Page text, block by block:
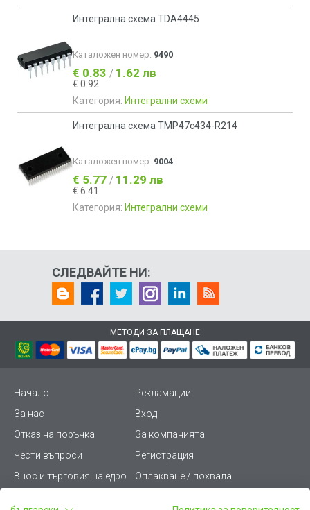
Интегрална схема TDA4445
Каталожен номер: 9490
€ 0.83 / 1.62 лв
€ 0.92
Категория: Интегрални схеми
Интегрална схема TMP47c434-R214
Каталожен номер: 9004
€ 5.77 / 11.29 лв
€ 6.41
Категория: Интегрални схеми
СЛЕДВАЙТЕ НИ:
МЕТОДИ ЗА ПЛАЩАНЕ
Начало
Рекламации
За нас
Вход
Отказ на поръчка
За компанията
Чести въпроси
Регистрация
Внос и търговия на едро
Оплакване / похвала